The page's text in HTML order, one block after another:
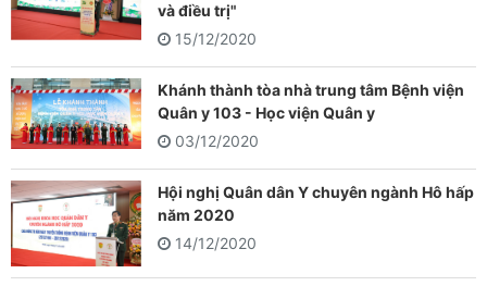
và điều trị"
15/12/2020
Khánh thành tòa nhà trung tâm Bệnh viện
Quân y 103 - Học viện Quân y
03/12/2020
Hội nghị Quân dân Y chuyên ngành Hô hấp
năm 2020
14/12/2020